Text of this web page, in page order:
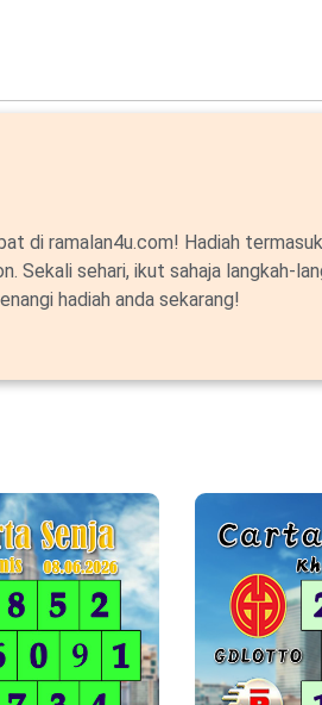
di ramalan4u.com! Hadiah
Sekali sehari, ikut sahaja langkah-
hadiah anda sekarang!